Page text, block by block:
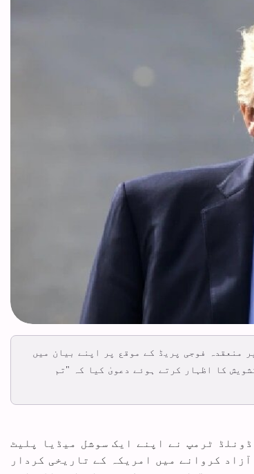
منعقدہ فوجی پریڈ کے موقع پر اپنے بیان میں
کا اظہار کرتے ہوئے دعویٰ کیا کہ "تم
ٹرمپ نے اپنے ایک سوشل میڈیا پلیٹ
کروانے میں امریکہ کے تاریخی کردار